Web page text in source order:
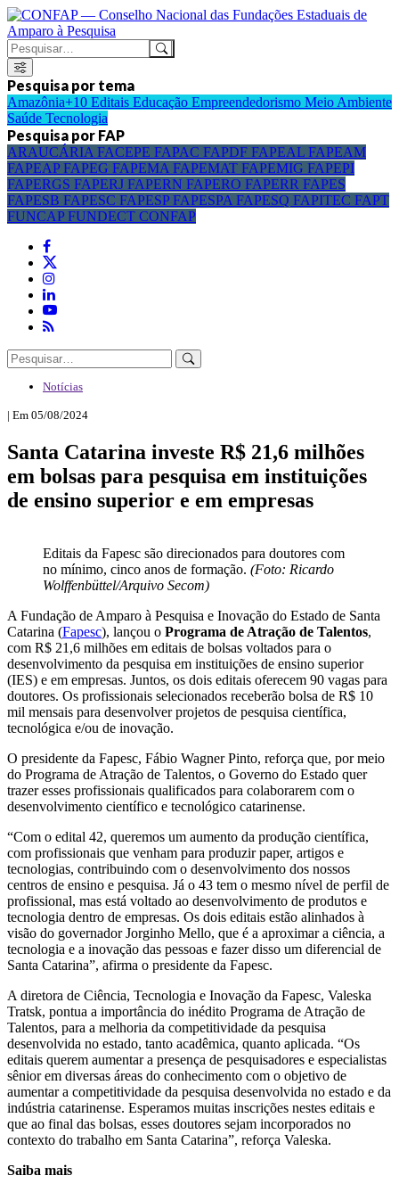
Pesquisa por tema
Amazônia+10 Editais Educação Empreendedorismo Meio Ambiente
Saúde Tecnologia
Pesquisa por FAP
ARAUCÁRIA FACEPE FAPAC FAPDF FAPEAL FAPEAM
FAPEAPFAPEG FAPEMA FAPEMAT FAPEMIG FAPEPI
FAPERGS FAPERJ FAPERN FAPERO FAPERR FAPES
FAPESB FAPESC FAPESPFAPESPA FAPESQ FAPITEC FAPT
FUNCAPFUNDECT CONFAP
Notícias
| Em 05/08/2024
Santa Catarina investe R$ 21,6 milhões
em bolsas para pesquisa em instituições
de ensino superior e em empresas
Editais da Fapesc são direcionados para doutores com
no mínimo, cinco anos de formação. (Foto: Ricardo
Wolffenbüttel/Arquivo Secom)
A Fundação de Amparo à Pesquisa e Inovação do Estado de Santa
Catarina (Fapesc), lançou o Programa de Atração de Talentos,
com R$ 21,6 milhões em editais de bolsas voltados para o
desenvolvimento da pesquisa em instituições de ensino superior
(IES) e em empresas. Juntos, os dois editais oferecem 90 vagas para
doutores. Os profissionais selecionados receberão bolsa de R$ 10
mil mensais para desenvolver projetos de pesquisa científica,
tecnológica e/ou de inovação.
O presidente da Fapesc, Fábio Wagner Pinto, reforça que, por meio
do Programa de Atração de Talentos, o Governo do Estado quer
trazer esses profissionais qualificados para colaborarem com o
desenvolvimento científico e tecnológico catarinense.
“Com o edital 42, queremos um aumento da produção científica,
com profissionais que venham para produzir paper, artigos e
tecnologias, contribuindo com o desenvolvimento dos nossos
centros de ensino e pesquisa. Já o 43 tem o mesmo nível de perfil de
profissional, mas está voltado ao desenvolvimento de produtos e
tecnologia dentro de empresas. Os dois editais estão alinhados à
visão do governador Jorginho Mello, que é a aproximar a ciência, a
tecnologia e a inovação das pessoas e fazer disso um diferencial de
Santa Catarina”, afirma o presidente da Fapesc.
A diretora de Ciência, Tecnologia e Inovação da Fapesc, Valeska
Tratsk, pontua a importância do inédito Programa de Atração de
Talentos, para a melhoria da competitividade da pesquisa
desenvolvida no estado, tanto acadêmica, quanto aplicada. “Os
editais querem aumentar a presença de pesquisadores e especialistas
sênior em diversas áreas do conhecimento com o objetivo de
aumentar a competitividade da pesquisa desenvolvida no estado e da
indústria catarinense. Esperamos muitas inscrições nestes editais e
que ao final das bolsas, esses doutores sejam incorporados no
contexto do trabalho em Santa Catarina”, reforça Valeska.
Saiba mais